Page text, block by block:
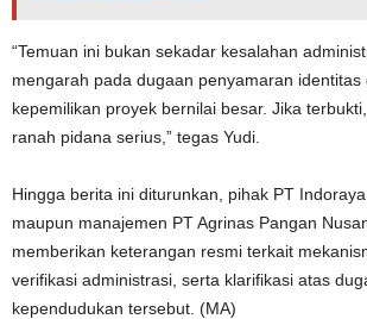
“Temuan ini bukan sekadar kesalahan
mengarah pada dugaan penyamaran identitas
kepemilikan proyek bernilai besar. Jika
ranah pidana serius,” tegas Yudi.
Hingga berita ini diturunkan, pihak PT
maupun manajemen PT Agrinas Pangan
memberikan keterangan resmi terkait
verifikasi administrasi, serta klarifikasi atas
kependudukan tersebut. (MA)